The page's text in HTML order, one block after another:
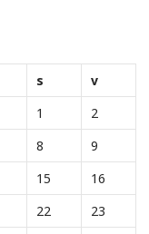
s
v
1
2
8
9
15
16
22
23